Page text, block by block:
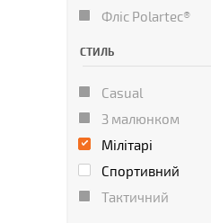
Фліс Polartec®
СТИЛЬ
Casual
З малюнком
Мілітарі
Спортивний
Тактичний